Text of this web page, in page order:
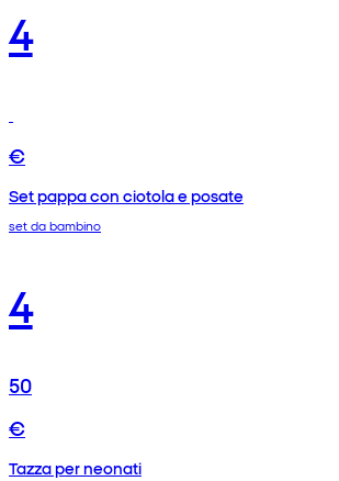
4
€
Set pappa con ciotola e posate
set da bambino
4
50
€
Tazza per neonati